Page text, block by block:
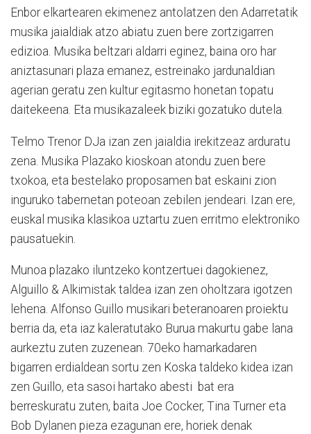
Enbor elkartearen ekimenez antolatzen den Adarretatik
musika jaialdiak atzo abiatu zuen bere zortzigarren
edizioa. Musika beltzari aldarri eginez, baina oro har
aniztasunari plaza emanez, estreinako jardunaldian
agerian geratu zen kultur egitasmo honetan topatu
daitekeena. Eta musikazaleek biziki gozatuko dutela.
Telmo Trenor DJa izan zen jaialdia irekitzeaz arduratu
zena. Musika Plazako kioskoan atondu zuen bere
txokoa, eta bestelako proposamen bat eskaini zion
inguruko tabernetan poteoan zebilen jendeari. Izan ere,
euskal musika klasikoa uztartu zuen erritmo elektroniko
pausatuekin.
Munoa plazako iluntzeko kontzertuei dagokienez,
Alguillo & Alkimistak taldea izan zen oholtzara igotzen
lehena. Alfonso Guillo musikari beteranoaren proiektu
berria da, eta iaz kaleratutako Burua makurtu gabe lana
aurkeztu zuten zuzenean. 70eko hamarkadaren
bigarren erdialdean sortu zen Koska taldeko kidea izan
zen Guillo, eta sasoi hartako abesti bat era
berreskuratu zuten, baita Joe Cocker, Tina Turner eta
Bob Dylanen pieza ezagunan ere, horiek denak